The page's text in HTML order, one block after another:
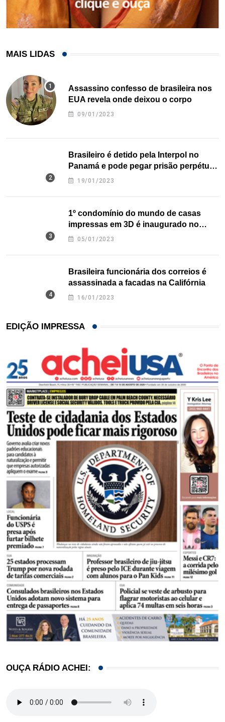
MAIS LIDAS
Assassino confesso de brasileira nos
EUA revela onde deixou o corpo
09/01/2023
Brasileiro é detido pela Interpol no
Panamá e pode pegar prisão perpétua
nos EUA
19/01/2023
1º condomínio do mundo de casas
impressas em 3D é inaugurado no
Texas
05/01/2023
Brasileira funcionária dos correios é
assassinada a facadas na Califórnia
16/01/2023
EDIÇÃO IMPRESSA
OUÇA RÁDIO ACHEI: